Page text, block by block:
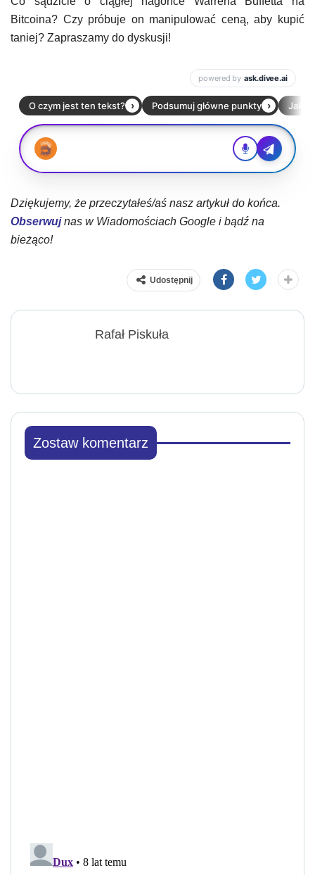
Bitcoina? Czy próbuje on manipulować ceną, aby kupić
taniej? Zapraszamy do dyskusji!
Dziękujemy, że przeczytałeś/aś nasz artykuł do końca.
Obserwujnas w Wiadomościach Google i bądź na
bieżąco!
Udostępnij
Rafał Piskuła
Zostaw komentarz